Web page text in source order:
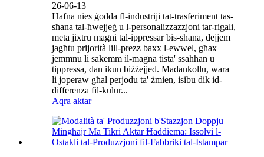
26-06-13
Ħafna nies ġodda fl-industriji tat-trasferiment tas-
sħana tal-ħwejjeġ u l-personalizzazzjoni tar-rigali,
meta jixtru magni tal-ippressar bis-sħana, dejjem
jagħtu prijorità lill-prezz baxx l-ewwel, għax
jemmnu li sakemm il-magna tista' ssaħħan u
tippressa, dan ikun biżżejjed. Madankollu, wara
li joperaw għal perjodu ta' żmien, isibu dik id-
differenza fil-kulur...
Aqra aktar